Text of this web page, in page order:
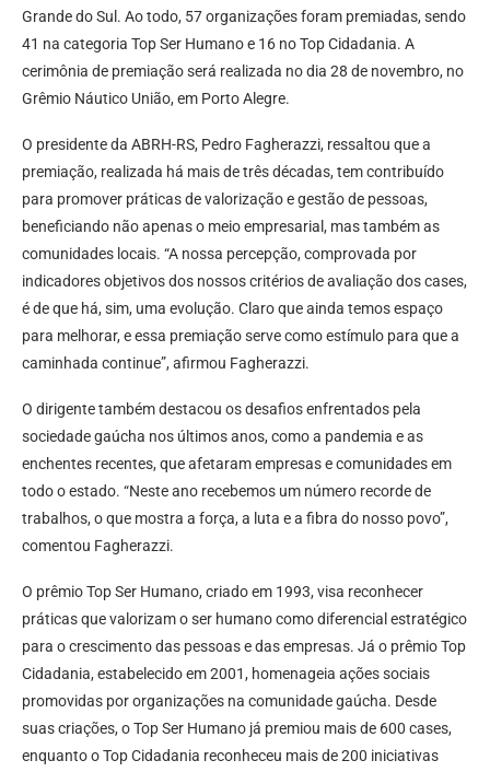
Grande do Sul. Ao todo, 57 organizações foram premiadas, sendo
41 na categoria Top Ser Humano e 16 no Top Cidadania. A
cerimônia de premiação será realizada no dia 28 de novembro, no
Grêmio Náutico União, em Porto Alegre.
O presidente da ABRH-RS, Pedro Fagherazzi, ressaltou que a
premiação, realizada há mais de três décadas, tem contribuído
para promover práticas de valorização e gestão de pessoas,
beneficiando não apenas o meio empresarial, mas também as
comunidades locais. “A nossa percepção, comprovada por
indicadores objetivos dos nossos critérios de avaliação dos cases,
é de que há, sim, uma evolução. Claro que ainda temos espaço
para melhorar, e essa premiação serve como estímulo para que a
caminhada continue”, afirmou Fagherazzi.
O dirigente também destacou os desafios enfrentados pela
sociedade gaúcha nos últimos anos, como a pandemia e as
enchentes recentes, que afetaram empresas e comunidades em
todo o estado. “Neste ano recebemos um número recorde de
trabalhos, o que mostra a força, a luta e a fibra do nosso povo”,
comentou Fagherazzi.
O prêmio Top Ser Humano, criado em 1993, visa reconhecer
práticas que valorizam o ser humano como diferencial estratégico
para o crescimento das pessoas e das empresas. Já o prêmio Top
Cidadania, estabelecido em 2001, homenageia ações sociais
promovidas por organizações na comunidade gaúcha. Desde
suas criações, o Top Ser Humano já premiou mais de 600 cases,
enquanto o Top Cidadania reconheceu mais de 200 iniciativas